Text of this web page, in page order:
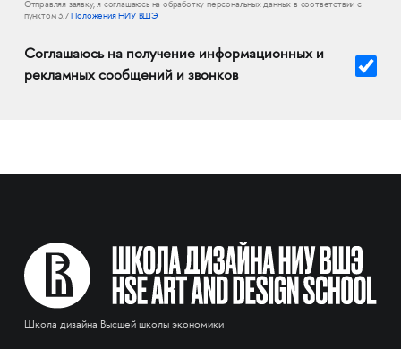
Отправляя заявку, я соглашаюсь на обработку персональных данных в соответствии с
пунктом 3.7Положения НИУ ВШЭ
Соглашаюсь на получение информационных и
рекламных сообщений и звонков
Школа дизайна Высшей школы экономики